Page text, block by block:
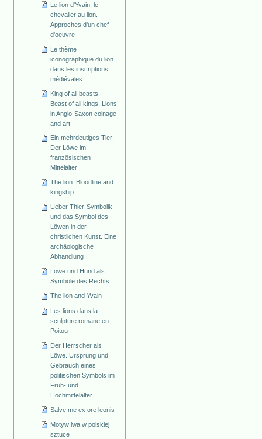
Le lion d'Yvain, le
chevalier au lion.
Approches d'un chef-
d'oeuvre
Le thème
iconographique du lion
dans les inscriptions
médiévales
King of all beasts.
Beast of all kings. Lions
in Anglo-Saxon coinage
and art
Ein mehrdeutiges Tier:
Der Löwe im
französischen
Mittelalter
The lion. Bloodline and
kingship
Ueber Thier-Symbolik
und das Symbol des
Löwen in der
christlichen Kunst. Eine
archäologische
Abhandlung
Löwe und Hund als
Symbole des Rechts
The lion and Yvain
Les lions dans la
sculpture romane en
Poitou
Der Herrscher als
Löwe. Ursprung und
Gebrauch eines
politischen Symbols im
Früh- und
Hochmittelalter
Salve me ex ore leonis
Motyw lwa w polskiej
sztuce